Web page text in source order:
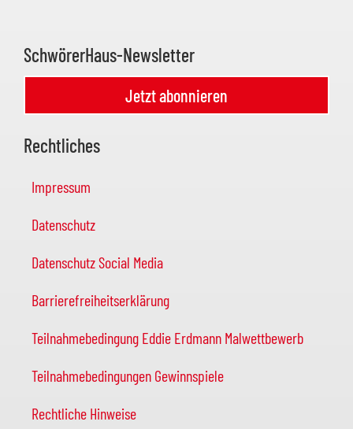
SchwörerHaus-Newsletter
Jetzt abonnieren
Rechtliches
Impressum
Datenschutz
Datenschutz Social Media
Barrierefreiheitserklärung
Teilnahmebedingung Eddie Erdmann Malwettbewerb
Teilnahmebedingungen Gewinnspiele
Rechtliche Hinweise